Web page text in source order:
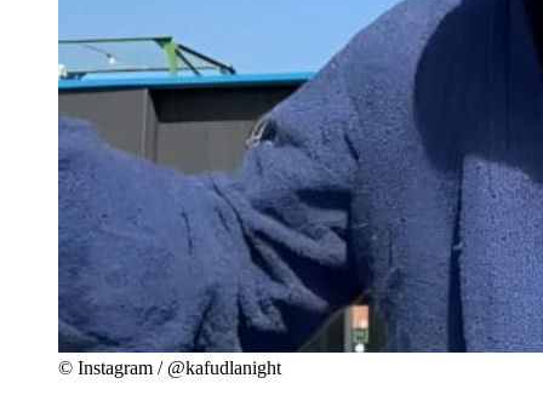
© Instagram / @kafudlanight